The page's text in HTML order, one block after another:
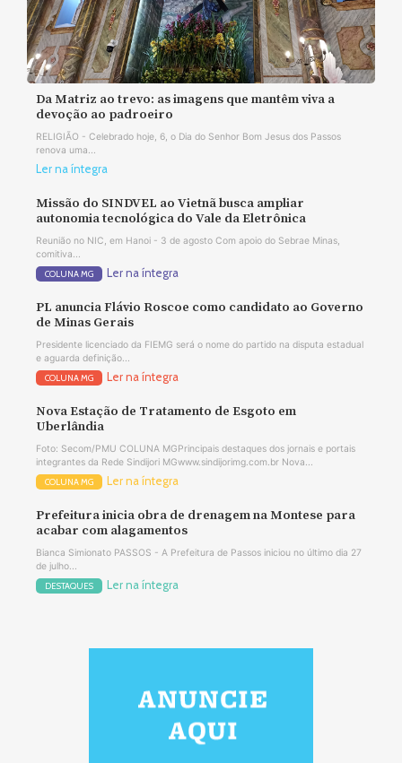
Da Matriz ao trevo: as imagens que mantêm viva a
devoção ao padroeiro
RELIGIÃO - Celebrado hoje, 6, o Dia do Senhor Bom Jesus dos Passos
renova uma...
Ler na íntegra
Missão do SINDVEL ao Vietnã busca ampliar
autonomia tecnológica do Vale da Eletrônica
Reunião no NIC, em Hanoi - 3 de agosto Com apoio do Sebrae Minas,
comitiva...
COLUNA MG Ler na íntegra
PL anuncia Flávio Roscoe como candidato ao Governo
de Minas Gerais
Presidente licenciado da FIEMG será o nome do partido na disputa estadual
e aguarda definição...
COLUNA MG Ler na íntegra
Nova Estação de Tratamento de Esgoto em
Uberlândia
Foto: Secom/PMU COLUNA MGPrincipais destaques dos jornais e portais
integrantes da Rede Sindijori MGwww.sindijorimg.com.br Nova...
COLUNA MG Ler na íntegra
Prefeitura inicia obra de drenagem na Montese para
acabar com alagamentos
Bianca Simionato PASSOS - A Prefeitura de Passos iniciou no último dia 27
de julho...
DESTAQUES Ler na íntegra